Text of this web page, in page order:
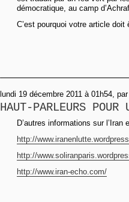
démocratique, au camp
C’est pourquoi votre article
lundi 19 décembre 2011 à 01h54,
HAUT-PARLEURS POUR
D’autres informations sur
http://
http://
http://www.iran-echo.com/